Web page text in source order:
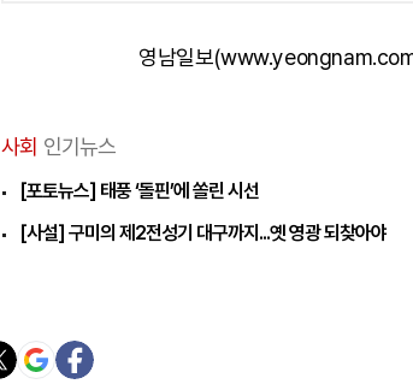
영남일보
사회 인기뉴스
[포토뉴스] 태풍 ‘돌핀’에 쏠린 시선
[사설] 구미의 제2전성기 대구까지...옛 영광 되찾아야